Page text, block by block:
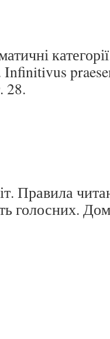
Infinitivus
28.
Правила
голосних.